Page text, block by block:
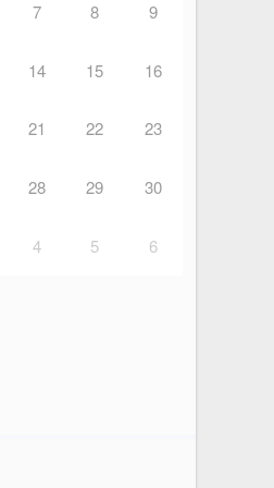
7 8 9
14 15 16
21 22 23
28 29 30
4 5 6